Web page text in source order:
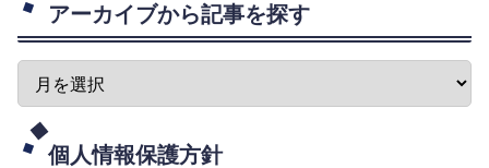
アーカイブから記事を探す
個人情報保護方針